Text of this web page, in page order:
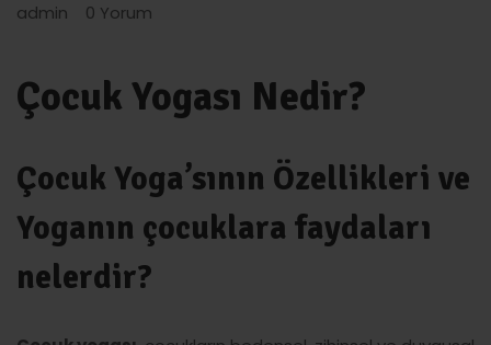
admin 0 Yorum
Çocuk Yogası Nedir?
Çocuk Yoga’sının Özellikleri ve
Yoganın çocuklara faydaları
nelerdir?